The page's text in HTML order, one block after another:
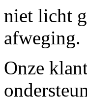
niet licht
afweging.
Onze